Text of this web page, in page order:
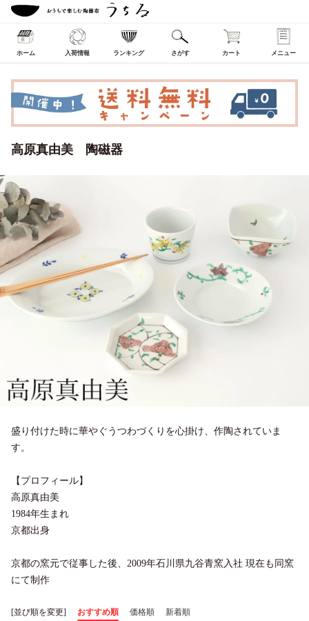
ホーム 入荷情報 ランキング さがす カート メニュー
高原真由美 陶磁器
盛り付けた時に華やぐうつわづくりを心掛け、作陶されていま
す。
【プロフィール】
高原真由美
1984年生まれ
京都出身
京都の窯元で従事した後、2009年石川県九谷青窯入社 現在も同窯
にて制作
[並び順を変更] おすすめ順 価格順 新着順